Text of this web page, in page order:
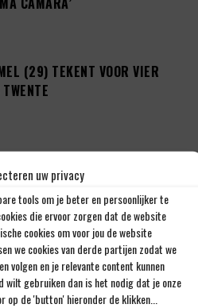
uw privacy
tools om je beter en persoonlijker te
die ervoor zorgen dat de website
cookies om voor jou de website
we cookies van derde partijen zodat we
volgen en je relevante content kunnen
wilt gebruiken dan is het nodig dat je onze
de 'button' hieronder de klikken...
(29) TEKENT VOOR VIER
FEYENOORD’
OVER ONTWIKKELINGEN BIJ
IN BED’